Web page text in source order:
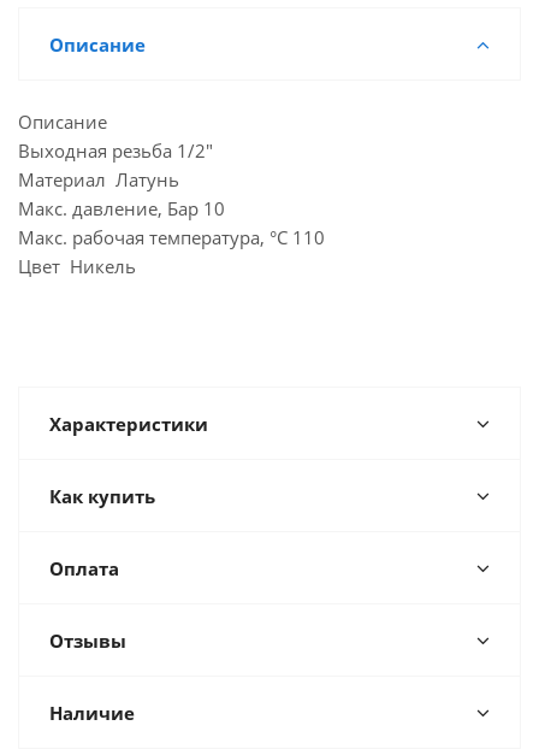
Описание
Описание
Выходная резьба 1/2"
Материал Латунь
Макс. давление, Бар 10
Макс. рабочая температура, °C 110
Цвет Никель
Характеристики
Как купить
Оплата
Отзывы
Наличие